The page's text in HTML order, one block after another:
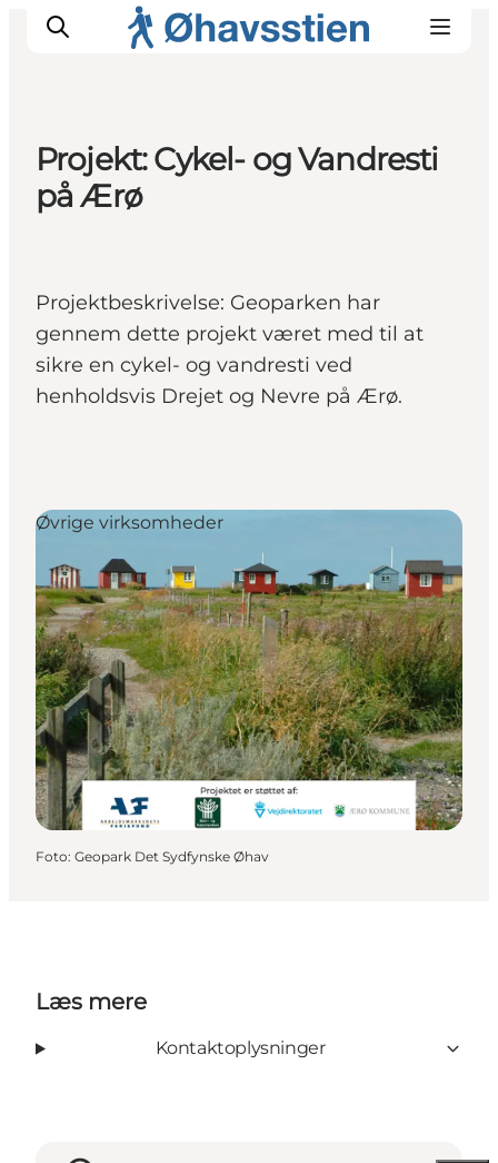
Inspiration
Projekt: Cykel- og Vandresti
på Ærø
Projektbeskrivelse: Geoparken har
gennem dette projekt været med til at
sikre en cykel- og vandresti ved
henholdsvis Drejet og Nevre på Ærø.
Øvrige virksomheder
Foto: Geopark Det Sydfynske Øhav
Læs mere
Kontaktoplysninger